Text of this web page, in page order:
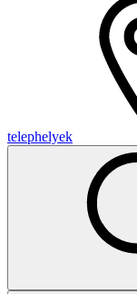
telephelyek